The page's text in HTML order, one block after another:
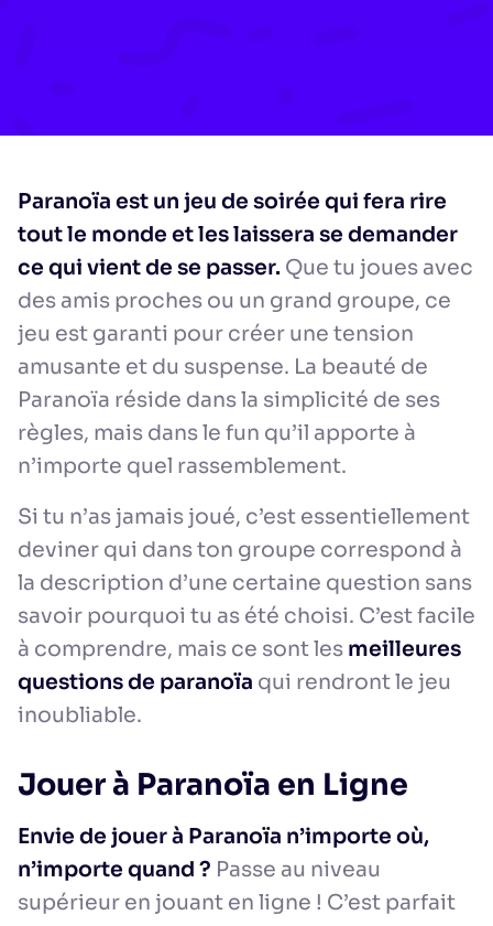
Paranoïa est un jeu de soirée qui fera rire
tout le monde et les laissera se demander
ce qui vient de se passer. Que tu joues avec
des amis proches ou un grand groupe, ce
jeu est garanti pour créer une tension
amusante et du suspense. La beauté de
Paranoïa réside dans la simplicité de ses
règles, mais dans le fun qu’il apporte à
n’importe quel rassemblement.
Si tu n’as jamais joué, c’est essentiellement
deviner qui dans ton groupe correspond à
la description d’une certaine question sans
savoir pourquoi tu as été choisi. C’est facile
à comprendre, mais ce sont les meilleures
questions de paranoïa qui rendront le jeu
inoubliable.
Jouer à Paranoïa en Ligne
Envie de jouer à Paranoïa n’importe où,
n’importe quand ? Passe au niveau
supérieur en jouant en ligne ! C’est parfait